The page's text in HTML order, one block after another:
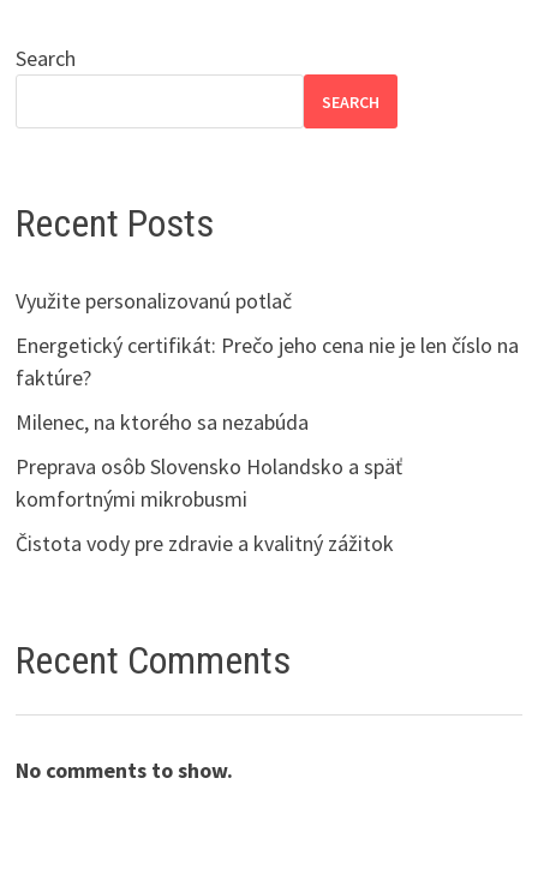
Search
SEARCH
Recent Posts
Využite personalizovanú potlač
Energetický certifikát: Prečo jeho cena nie je len číslo na
faktúre?
Milenec, na ktorého sa nezabúda
Preprava osôb Slovensko Holandsko a späť
komfortnými mikrobusmi
Čistota vody pre zdravie a kvalitný zážitok
Recent Comments
No comments to show.